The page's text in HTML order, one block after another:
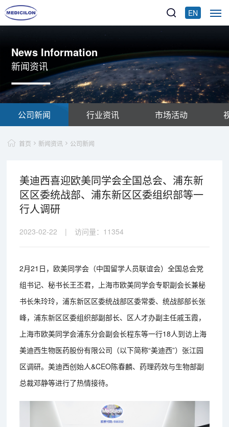
EN
News Information
新闻资讯
公司新闻 行业资讯 市场活动
首页 新闻资讯 公司新闻
美迪西喜迎欧美同学会全国总会、浦东新
区区委统战部、浦东新区区委组织部等一
行人调研
2023-02-22 | 访问量： 11354
2月21日，欧美同学会（中国留学人员联谊会）全国总会党
组书记、秘书长王丕君，上海市欧美同学会专职副会长兼秘
书长朱玲玲，浦东新区区委统战部区委常委、统战部部长张
峰，浦东新区区委组织部副部长、区人才办副主任戚玉霞，
上海市欧美同学会浦东分会副会长程东等一行18人到访上海
美迪西生物医药股份有限公司（以下简称“美迪西”）张江园
区调研。美迪西创始人&CEO陈春麟、药理药效与生物部副
总裁邓静等进行了热情接待。